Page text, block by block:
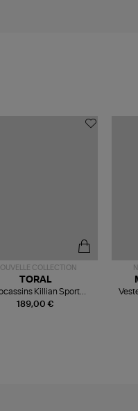
COLLECTION
189,00 €
TORAL
Killian Sport
Mousse